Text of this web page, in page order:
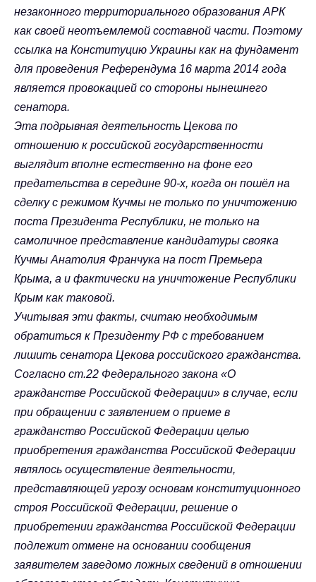
незаконного территориального образования АРК
как своей неотъемлемой составной части. Поэтому
ссылка на Конституцию Украины как на фундамент
для проведения Референдума 16 марта 2014 года
является провокацией со стороны нынешнего
сенатора.
Эта подрывная деятельность Цекова по
отношению к российской государственности
выглядит вполне естественно на фоне его
предательства в середине 90-х, когда он пошёл на
сделку с режимом Кучмы не только по уничтожению
поста Президента Республики, не только на
самоличное представление кандидатуры свояка
Кучмы Анатолия Франчука на пост Премьера
Крыма, а и фактически на уничтожение Республики
Крым как таковой.
Учитывая эти факты, считаю необходимым
обратиться к Президенту РФ с требованием
лишить сенатора Цекова российского гражданства.
Согласно ст.22 Федерального закона «О
гражданстве Российской Федерации» в случае, если
при обращении с заявлением о приеме в
гражданство Российской Федерации целью
приобретения гражданства Российской Федерации
являлось осуществление деятельности,
представляющей угрозу основам конституционного
строя Российской Федерации, решение о
приобретении гражданства Российской Федерации
подлежит отмене на основании сообщения
заявителем заведомо ложных сведений в отношении